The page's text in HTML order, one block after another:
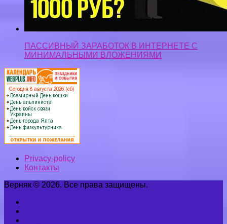
ПАССИВНЫЙ ЗАРАБОТОК В ИНТЕРНЕТЕ С
МИНИМАЛЬНЫМИ ВЛОЖЕНИЯМИ
Privacy-policy
Контакты
Верняк © 2026. Все права защищены.